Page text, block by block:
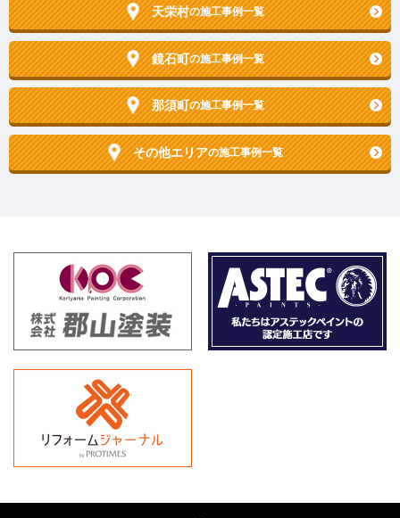
天栄村の施工事例一覧
鏡石町の施工事例一覧
那須町の施工事例一覧
その他エリアの施工事例一覧